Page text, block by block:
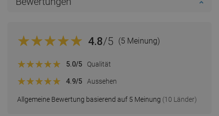
4.8/5 (5 Meinung)
Allgemeine Bewertung basierend auf 5 Meinung (10 Länder)
5.0/5 Qualität
4.9/5 Aussehen